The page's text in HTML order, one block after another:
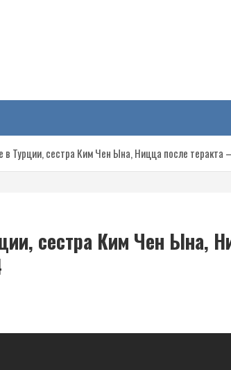
на
в Новороссии,
в Турции, сестра Ким Чен Ына, Ницца после
сестра Ким Чен Ына,